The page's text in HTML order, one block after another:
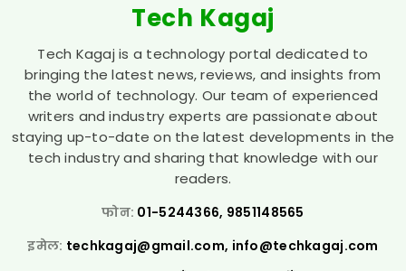
Tech Kagaj
Tech Kagaj is a technology portal dedicated to
bringing the latest news, reviews, and insights from
the world of technology. Our team of experienced
writers and industry experts are passionate about
staying up-to-date on the latest developments in the
tech industry and sharing that knowledge with our
readers.
फोन: 01-5244366, 9851148565
इमेल: techkagaj@gmail.com, info@techkagaj.com